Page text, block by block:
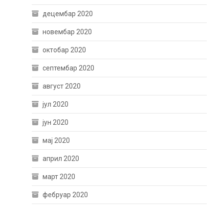
децембар 2020
новембар 2020
октобар 2020
септембар 2020
август 2020
јул 2020
јун 2020
мај 2020
април 2020
март 2020
фебруар 2020